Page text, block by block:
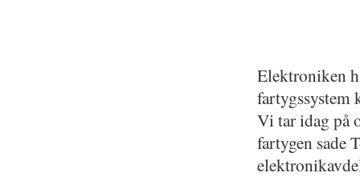
Elektroniken
fartygssystem
Vi tar idag på
fartygen sade